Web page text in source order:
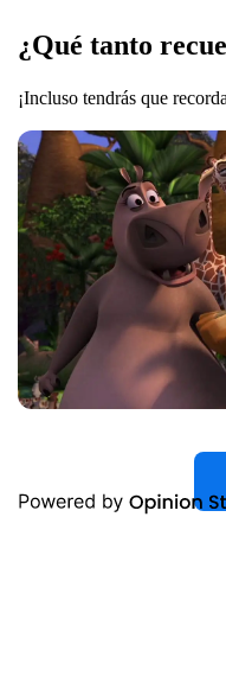
¿Qué tanto
¡Incluso tendrás que